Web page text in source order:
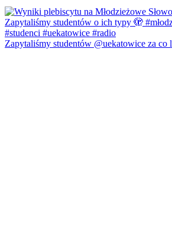
Zapytaliśmy studentów @uekatowice za co